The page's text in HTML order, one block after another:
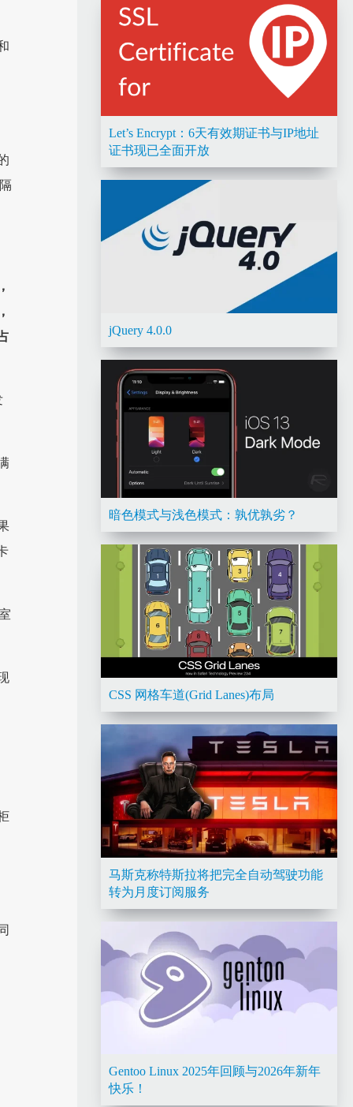
Let’s Encrypt：6天有效期证书与IP地址
证书现已全面开放
jQuery 4.0.0
暗色模式与浅色模式：孰优孰劣？
CSS 网格车道(Grid Lanes)布局
马斯克称特斯拉将把完全自动驾驶功能
转为月度订阅服务
Gentoo Linux 2025年回顾与2026年新年
快乐！